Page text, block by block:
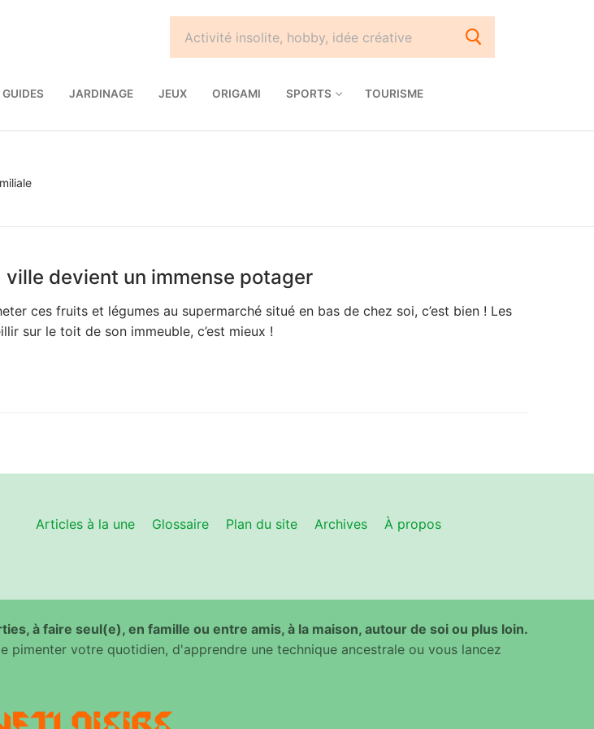
GUIDES JARDINAGE JEUX ORIGAMI SPORTS TOURISME
ville devient un immense potager
ces fruits et légumes au supermarché situé en bas de chez soi, c’est bien ! Les
sur le toit de son immeuble, c’est mieux !
Articles à la une Glossaire Plan du site Archives À propos
à faire seul(e), en famille ou entre amis, à la maison, autour de soi ou plus loin.
pimenter votre quotidien, d'apprendre une technique ancestrale ou vous lancez